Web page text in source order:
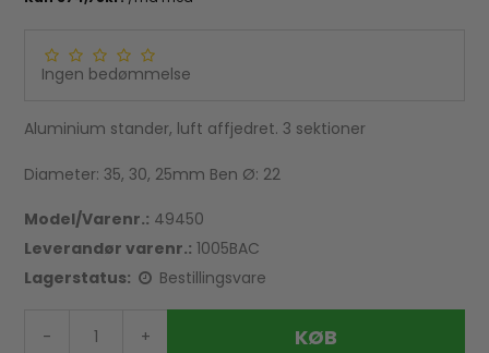
Ingen bedømmelse
Aluminium stander, luft affjedret. 3 sektioner
Diameter: 35, 30, 25mm Ben Ø: 22
Model/Varenr.: 49450
Leverandør varenr.: 1005BAC
Lagerstatus:
Bestillingsvare
- + KØB